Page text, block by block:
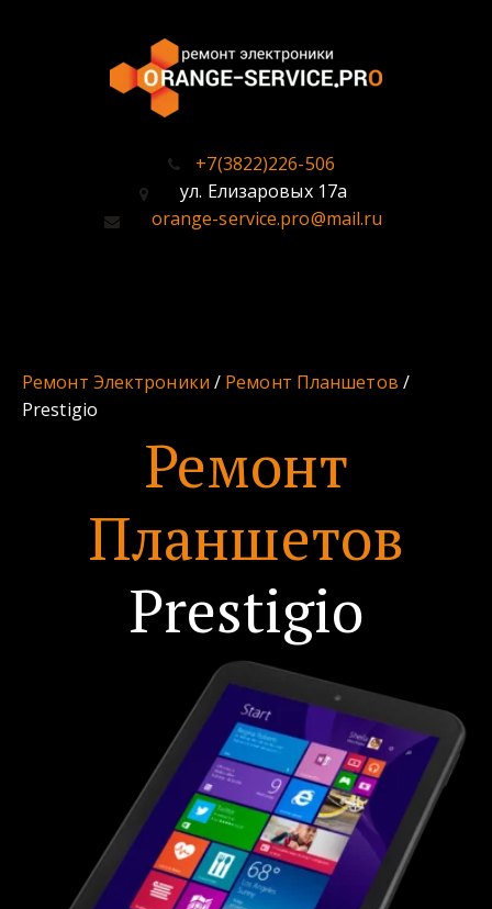
+7(3822)226-506
ул. Елизаровых 17а
orange-service.pro@mail.ru
Ремонт Электроники / Ремонт Планшетов /
Prestigio
Ремонт
Планшетов
Prestigio